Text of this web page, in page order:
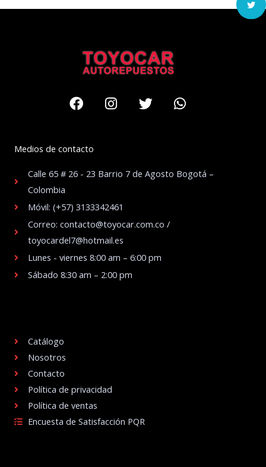
FacebookInstagram
TwitterWhatsapp
Medios de contacto
Calle 65 # 26 - 23 Barrio 7 de Agosto Bogotá –
Colombia
Móvil: (+57) 3133342461
Correo: contacto@toyocar.com.co /
toyocardel7@hotmail.es
Lunes - viernes 8:00 am – 6:00 pm
Sábado 8:30 am – 2:00 pm
Catálogo
Nosotros
Contacto
Política de privacidad
Política de ventas
Encuesta de Satisfacción PQR